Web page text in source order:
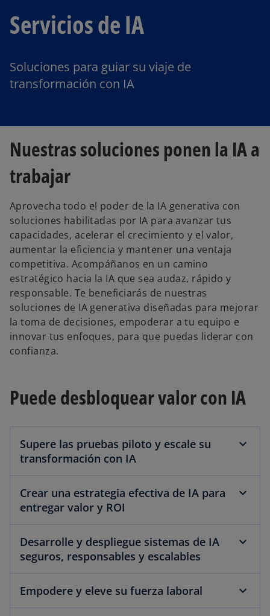
Servicios de IA
Soluciones para guiar su viaje de
transformación con IA
Nuestras soluciones ponen la IA a
trabajar
Aprovecha todo el poder de la IA generativa con
soluciones habilitadas por IA para avanzar tus
capacidades, acelerar el crecimiento y el valor,
aumentar la eficiencia y mantener una ventaja
competitiva. Acompáñanos en un camino
estratégico hacia la IA que sea audaz, rápido y
responsable. Te beneficiarás de nuestras
soluciones de IA generativa diseñadas para mejorar
la toma de decisiones, empoderar a tu equipo e
innovar tus enfoques, para que puedas liderar con
confianza.
Puede desbloquear valor con IA
Supere las pruebas piloto y escale su
transformación con IA
Crear una estrategia efectiva de IA para
entregar valor y ROI
Desarrolle y despliegue sistemas de IA
seguros, responsables y escalables
Empodere y eleve su fuerza laboral